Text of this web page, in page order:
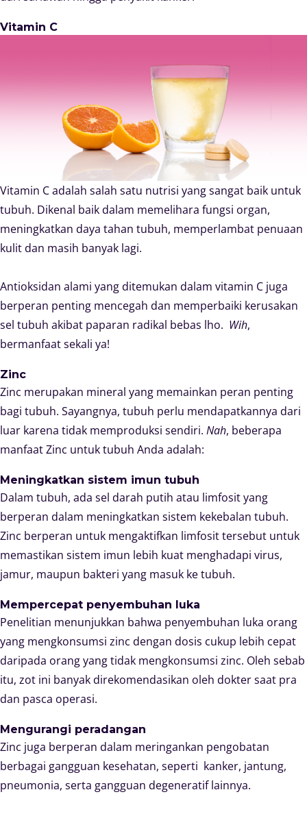
Vitamin C
Vitamin C adalah salah satu nutrisi yang sangat baik untuk
tubuh. Dikenal baik dalam memelihara fungsi organ,
meningkatkan daya tahan tubuh, memperlambat penuaan
kulit dan masih banyak lagi.
Antioksidan alami yang ditemukan dalam vitamin C juga
berperan penting mencegah dan memperbaiki kerusakan
sel tubuh akibat paparan radikal bebas lho. Wih,
bermanfaat sekali ya!
Zinc
Zinc merupakan mineral yang memainkan peran penting
bagi tubuh. Sayangnya, tubuh perlu mendapatkannya dari
luar karena tidak memproduksi sendiri. Nah, beberapa
manfaat Zinc untuk tubuh Anda adalah:
Meningkatkan sistem imun tubuh
Dalam tubuh, ada sel darah putih atau limfosit yang
berperan dalam meningkatkan sistem kekebalan tubuh.
Zinc berperan untuk mengaktifkan limfosit tersebut untuk
memastikan sistem imun lebih kuat menghadapi virus,
jamur, maupun bakteri yang masuk ke tubuh.
Mempercepat penyembuhan luka
Penelitian menunjukkan bahwa penyembuhan luka orang
yang mengkonsumsi zinc dengan dosis cukup lebih cepat
daripada orang yang tidak mengkonsumsi zinc. Oleh sebab
itu, zot ini banyak direkomendasikan oleh dokter saat pra
dan pasca operasi.
Mengurangi peradangan
Zinc juga berperan dalam meringankan pengobatan
berbagai gangguan kesehatan, seperti kanker, jantung,
pneumonia, serta gangguan degeneratif lainnya.